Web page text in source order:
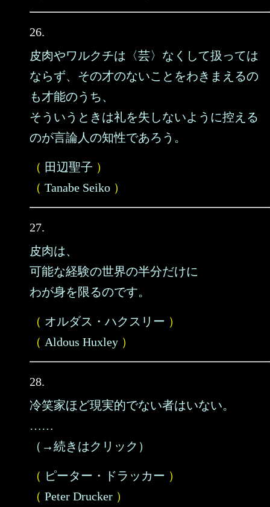
26.
皮肉やワルクチは〈芸〉なくして扱っては
ならず、その才のないことをわきまえるの
も才能のうち、
そういうときは礼を失しないように控える
のが言論人の知性であろう。
（ 田辺聖子 ）
（ Tanabe Seiko ）
27.
皮肉は、
可能な経験の世界の半分だけに
わが身を限るのです。
（ オルダス・ハクスリー ）
（ Aldous Huxley ）
28.
冷笑家ほど現実的でない者はいない。
……
（→続きはクリック）
（ ピーター・ドラッカー ）
（ Peter Drucker ）